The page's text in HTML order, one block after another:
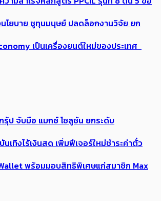
โยบาย ชูทุนมนุษย์ ปลดล็อกงานวิจัย ยก
เป็นเครื่องยนต์ใหม่ของประเทศ
รุ้ป จับมือ แมกซ์ โซลูชัน ยกระดับ
เทิงไร้เงินสด เพิ่มฟีเจอร์ใหม่ชำระค่าตั๋ว
พร้อมมอบสิทธิพิเศษแก่สมาชิก Max